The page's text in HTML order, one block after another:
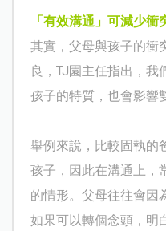
「有效溝通」可減少衝
其實，父母與孩子的衝
良， TJ 園主任指出，我
孩子的特質，也會影響
舉例來說，比較固執的
孩子，因此在溝通上，
的情形。父母往往會因
如果可以轉個念頭，明